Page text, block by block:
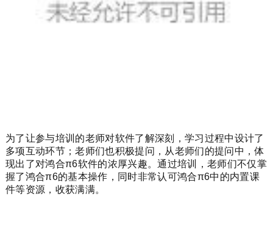
为了让参与培训的老师对软件了解深刻，学习过程中设计了
多项互动环节；老师们也积极提问，从老师们的提问中，体
现出了对鸿合π6软件的浓厚兴趣。通过培训，老师们不仅掌
握了鸿合π6的基本操作，同时非常认可鸿合π6中的内置课
件等资源，收获满满。